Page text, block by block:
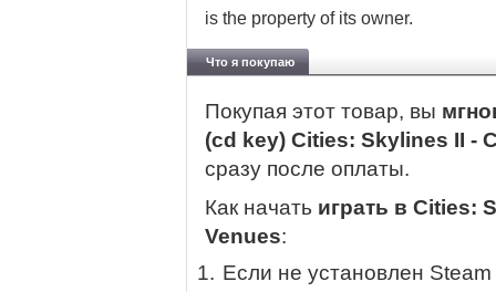
is the property of its owner.
Что я покупаю
Покупая этот товар, вы
(cd key) Cities: Skylines II -
сразу после оплаты.
Как начать играть в Cities:
Venues:
Если не установлен